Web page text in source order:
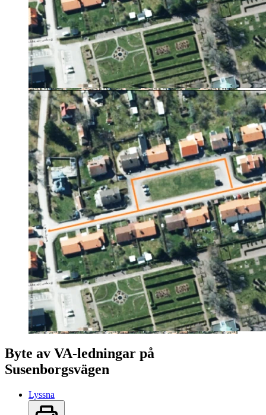
Byte av VA-ledningar på
Susenborgsvägen
Lyssna